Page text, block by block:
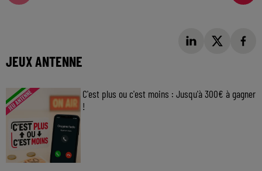
JEUX ANTENNE
C'est plus ou c'est moins : Jusqu'à 300€ à gagner
!